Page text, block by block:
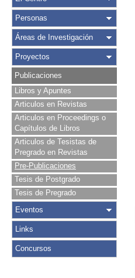
Personas
Áreas de Investigación
Proyectos
Publicaciones
Libros y Apuntes
Articulos en Revistas
Articulos en Proceedings o
Capítulos de Libros
Articulos de Tesistas de
Pregrado en Revistas
Pre-Publicaciones
Tesis de Postgrado
Tesis de Pregrado
Eventos
Links
Concursos